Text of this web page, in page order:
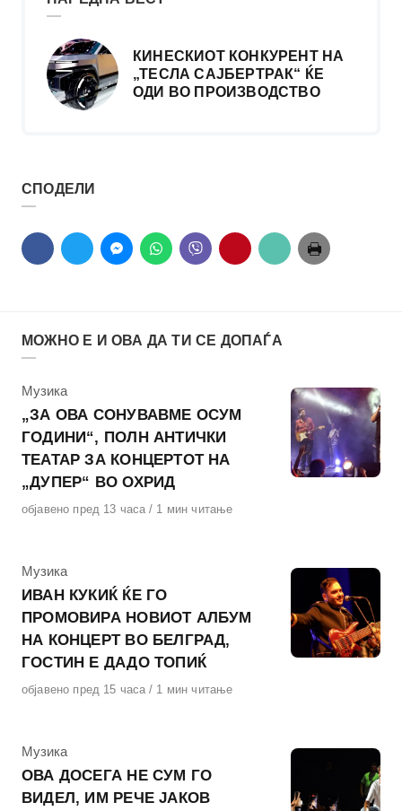
КИНЕСКИОТ КОНКУРЕНТ НА
„ТЕСЛА САЈБЕРТРАК“ ЌЕ
ОДИ ВО ПРОИЗВОДСТВО
СПОДЕЛИ
МОЖНО Е И ОВА ДА ТИ СЕ ДОПАЃА
КАтегорија
Музика
„ЗА ОВА СОНУВАВМЕ ОСУМ
ГОДИНИ“, ПОЛН АНТИЧКИ
ТЕАТАР ЗА КОНЦЕРТОТ НА
„ДУПЕР“ ВО ОХРИД
Објавено
објавено пред 13 часа 1 мин читање
КАтегорија
Музика
ИВАН КУКИЌ ЌЕ ГО
ПРОМОВИРА НОВИОТ АЛБУМ
НА КОНЦЕРТ ВО БЕЛГРАД,
ГОСТИН Е ДАДО ТОПИЌ
Објавено
објавено пред 15 часа 1 мин читање
КАтегорија
Музика
ОВА ДОСЕГА НЕ СУМ ГО
ВИДЕЛ, ИМ РЕЧЕ ЈАКОВ